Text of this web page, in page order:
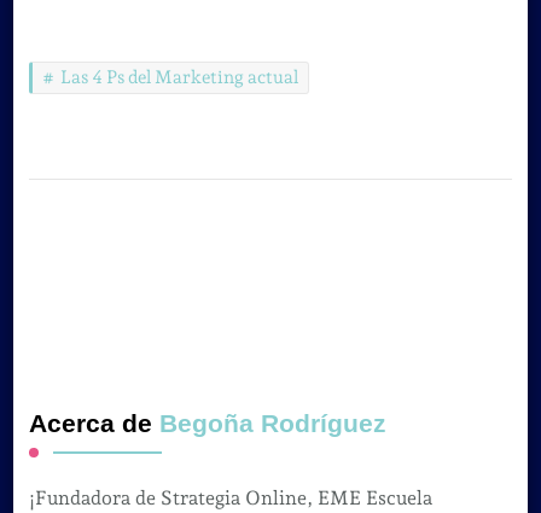
Las 4 Ps del Marketing actual
Acerca de Begoña Rodríguez
¡Fundadora de Strategia Online, EME Escuela